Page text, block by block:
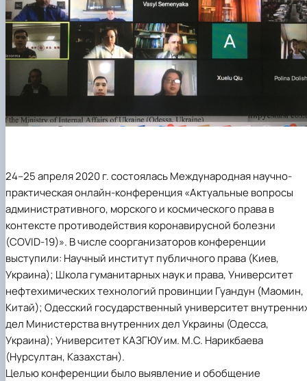
24–25 апреля 2020 г. состоялась Международная научно-
практическая онлайн-конференция «Актуальные вопросы
административного, морского и космического права в
контексте противодействия коронавирусной болезни
(COVID-19)». В числе соорганизаторов конференции
выступили: Научный институт публичного права (Киев,
Украина); Школа гуманитарных наук и права, Университет
нефтехимических технологий провинции Гуандун (Маомин,
Китай); Одесский государственный университет
дел Министерства внутренних дел Украины (Одесса,
Украина); Университет КАЗГЮУ им. М.С. Нарикбаева
(Нурсултан, Казахстан).
Целью конференции было выявление и обобщение